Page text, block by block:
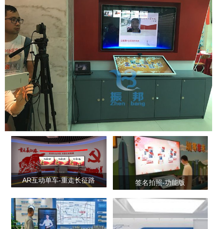
AR互动单车-重走长征路 签名拍照-功能版